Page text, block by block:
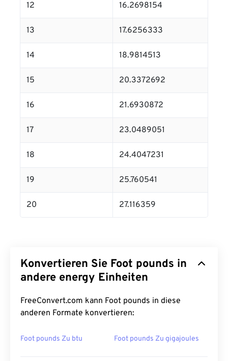
12 16.2698154
13 17.6256333
14 18.9814513
15 20.3372692
16 21.6930872
17 23.0489051
18 24.4047231
19 25.760541
20 27.116359
Konvertieren Sie Foot pounds in
andere energy Einheiten
FreeConvert.com kann Foot pounds in diese
anderen Formate konvertieren:
Foot pounds Zu btu Foot pounds Zu gigajoules